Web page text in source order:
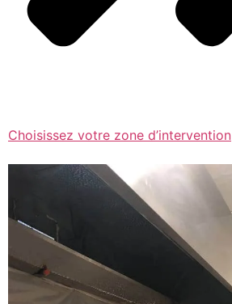
Choisissez votre zone d’intervention